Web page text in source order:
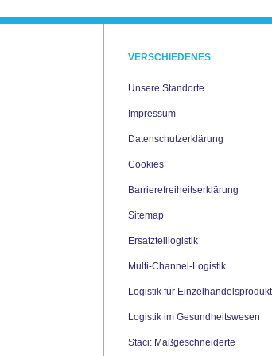
VERSCHIEDENES
Unsere Standorte
Impressum
Datenschutzerklärung
Cookies
Barrierefreiheitserklärung
Sitemap
Ersatzteillogistik
Multi-Channel-Logistik
Logistik für
Logistik im Gesundheitswesen
Staci: Maßgeschneiderte